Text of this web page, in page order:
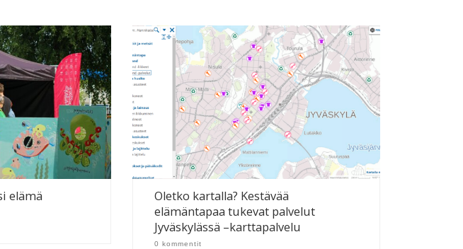
elämä
Oletko kartalla? Kestävää
elämäntapaa tukevat palvelut
Jyväskylässä –karttapalvelu
0 kommentit